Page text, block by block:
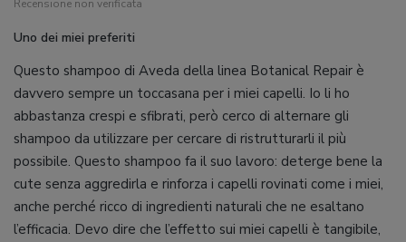
Recensione non verificata
Uno dei miei preferiti
Questo shampoo di Aveda della linea Botanical Repair è
davvero sempre un toccasana per i miei capelli. Io li ho
abbastanza crespi e sfibrati, però cerco di alternare gli
shampoo da utilizzare per cercare di ristrutturarli il più
possibile. Questo shampoo fa il suo lavoro: deterge bene la
cute senza aggredirla e rinforza i capelli rovinati come i miei,
anche perché ricco di ingredienti naturali che ne esaltano
l’efficacia. Devo dire che l’effetto sui miei capelli è tangibile,